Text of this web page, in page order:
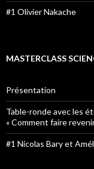
#1 Olivier Nakache
MASTERCLASS
Présentation
Table-ronde avec les
« Comment faire
#1 Nicolas Bary et